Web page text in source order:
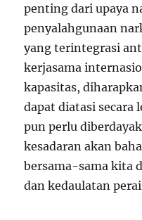
penting dari upaya
penyalahgunaan
yang terintegrasi
kerjasama
kapasitas,
dapat diatasi secara
pun perlu
kesadaran akan
bersama-sama kita
dan kedaulatan